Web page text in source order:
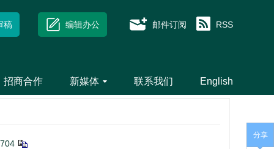
稿 编辑办公 邮件订阅 RSS
招商合作 新媒体 联系我们 English
分享